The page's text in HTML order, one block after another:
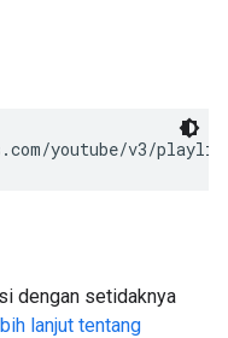
youtube/v3/
dengan setidaknya
lanjut tentang